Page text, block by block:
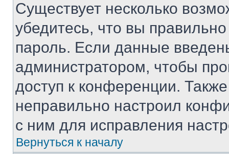
Существует несколько
убедитесь, что вы
пароль. Если данные
администратором, чтобы
доступ к конференции.
неправильно настроил
с ним для исправления
Вернуться к началу